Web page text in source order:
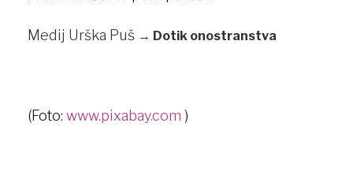
Medij Urška Puš → Dotik onostranstva
(Foto: www.pixabay.com )